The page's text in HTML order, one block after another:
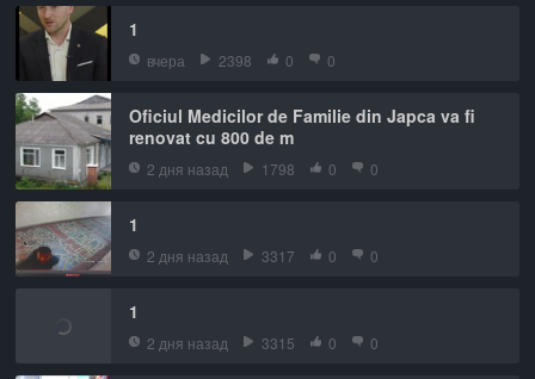
1
вчера 2398 0 0
Oficiul Medicilor de Familie din Japca va fi
renovat cu 800 de m
2 дня назад 1798 0 0
1
2 дня назад 3317 0 0
1
2 дня назад 3315 0 0